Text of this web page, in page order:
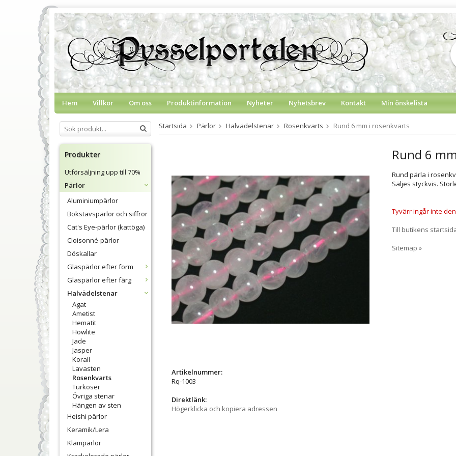
Hem Villkor Om oss Produktinformation Nyheter Nyhetsbrev Kontakt Min önskelista
Produkter
Utförsäljning upp till 70%
Pärlor
Aluminiumpärlor
Bokstavspärlor och siffror
Cat's Eye-pärlor (kattöga)
Cloisonné-pärlor
Döskallar
Glaspärlor efter form
Glaspärlor efter färg
Halvädelstenar
Agat
Ametist
Hematit
Howlite
Jade
Jasper
Korall
Lavasten
Rosenkvarts
Turkoser
Övriga stenar
Hängen av sten
Heishi pärlor
Keramik/Lera
Klämpärlor
Startsida Pärlor Halvädelstenar Rosenkvarts Rund 6 mm i rosenkvarts
Rund 6
Rund pärla i
Säljes styckvis.
Tyvärr ingår inte
Till butikens
Sitemap »
Artikelnummer:
Rq-1003
Direktlänk:
Högerklicka och kopiera adressen